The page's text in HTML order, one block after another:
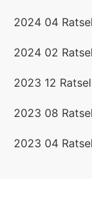
2024 04
2024 02
2023 12
2023 08
2023 04